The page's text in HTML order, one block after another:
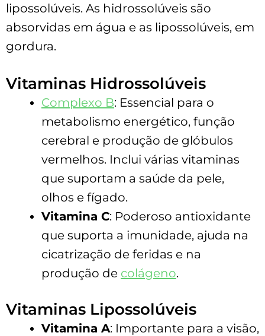
lipossolúveis. As hidrossolúveis são
absorvidas em água e as lipossolúveis, em
gordura.
Vitaminas Hidrossolúveis
Complexo B: Essencial para o
metabolismo energético, função
cerebral e produção de glóbulos
vermelhos. Inclui várias vitaminas
que suportam a saúde da pele,
olhos e fígado.
Vitamina C: Poderoso antioxidante
que suporta a imunidade, ajuda na
cicatrização de feridas e na
produção de colágeno.
Vitaminas Lipossolúveis
Vitamina A: Importante para a visão,